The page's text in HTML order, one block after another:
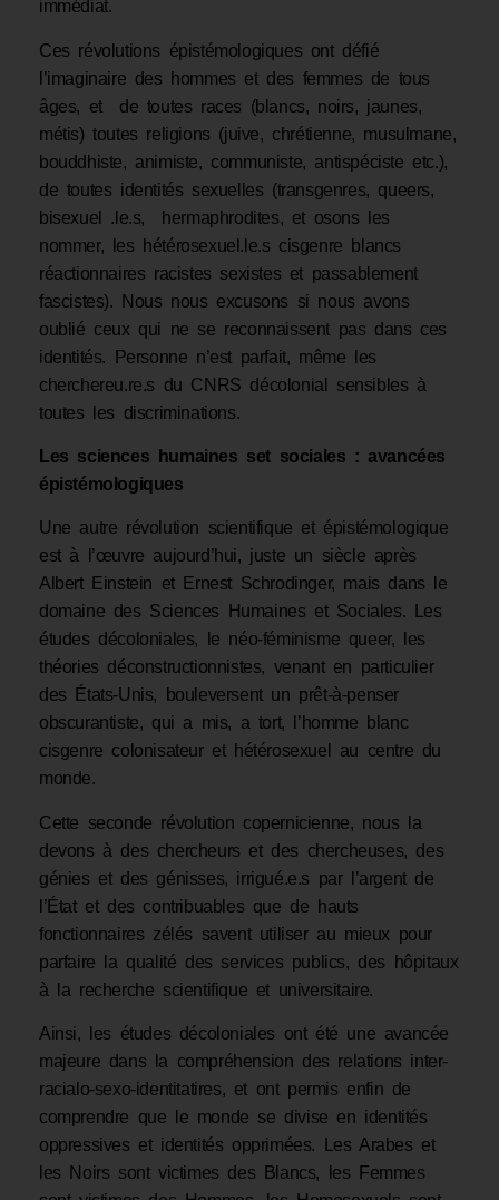
immédiat.
Ces révolutions épistémologiques ont défié
l’imaginaire des hommes et des femmes de tous
âges, et de toutes races (blancs, noirs, jaunes,
métis) toutes religions (juive, chrétienne, musulmane,
bouddhiste, animiste, communiste, antispéciste etc.),
de toutes identités sexuelles (transgenres, queers,
bisexuel .le.s, hermaphrodites, et osons les
nommer, les hétérosexuel.le.s cisgenre blancs
réactionnaires racistes sexistes et passablement
fascistes). Nous nous excusons si nous avons
oublié ceux qui ne se reconnaissent pas dans ces
identités. Personne n’est parfait, même les
cherchereu.re.s du CNRS décolonial sensibles à
toutes les discriminations.
Les sciences humaines set sociales : avancées
épistémologiques
Une autre révolution scientifique et épistémologique
est à l’œuvre aujourd’hui, juste un siècle après
Albert Einstein et Ernest Schrodinger, mais dans le
domaine des Sciences Humaines et Sociales. Les
études décoloniales, le néo-féminisme queer, les
théories déconstructionnistes, venant en particulier
des États-Unis, bouleversent un prêt-à-penser
obscurantiste, qui a mis, a tort, l’homme blanc
cisgenre colonisateur et hétérosexuel au centre du
monde.
Cette seconde révolution copernicienne, nous la
devons à des chercheurs et des chercheuses, des
génies et des génisses, irrigué.e.s par l’argent de
l’État et des contribuables que de hauts
fonctionnaires zélés savent utiliser au mieux pour
parfaire la qualité des services publics, des hôpitaux
à la recherche scientifique et universitaire.
Ainsi, les études décoloniales ont été une avancée
majeure dans la compréhension des relations inter-
racialo-sexo-identitatires, et ont permis enfin de
comprendre que le monde se divise en identités
oppressives et identités opprimées. Les Arabes et
les Noirs sont victimes des Blancs, les Femmes